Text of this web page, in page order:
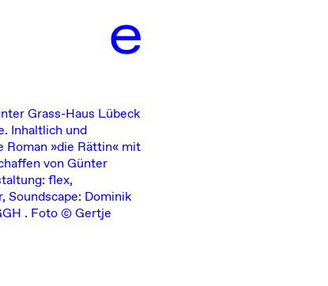
e
Grass-Haus Lübeck
Inhaltlich und
»die Rättin« mit
von Günter
flex,
, Soundscape: Dominik
. Foto © Gertje